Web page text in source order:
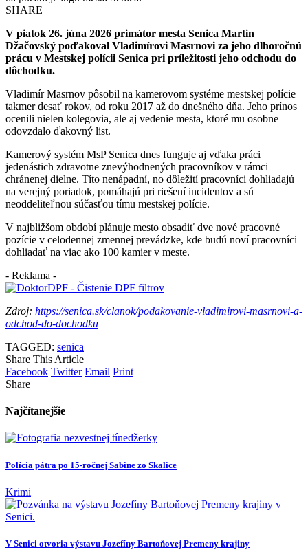
SHARE
V piatok 26. júna 2026 primátor mesta Senica Martin
Džačovský poďakoval Vladimírovi Masrnovi za jeho dlhoročnú
prácu v Mestskej polícii Senica pri príležitosti jeho odchodu do
dôchodku.
Vladimír Masrnov pôsobil na kamerovom systéme mestskej polície
takmer desať rokov, od roku 2017 až do dnešného dňa. Jeho prínos
ocenili nielen kolegovia, ale aj vedenie mesta, ktoré mu osobne
odovzdalo ďakovný list.
Kamerový systém MsP Senica dnes funguje aj vďaka práci
jedenástich zdravotne znevýhodnených pracovníkov v rámci
chránenej dielne. Títo nenápadní, no dôležití pracovníci dohliadajú
na verejný poriadok, pomáhajú pri riešení incidentov a sú
neoddeliteľnou súčasťou tímu mestskej polície.
V najbližšom období plánuje mesto obsadiť dve nové pracovné
pozície v celodennej zmennej prevádzke, kde budú noví pracovníci
dohliadať na viac ako 100 kamier v meste.
- Reklama -
Zdroj: https://senica.sk/clanok/podakovanie-vladimirovi-masrnovi-a-
odchod-do-dochodku
TAGGED: senica
Share This Article
Facebook Twitter Email Print
Share
Najčítanejšie
Polícia pátra po 15-ročnej Sabine zo Skalice
Krimi
V Senici otvoria výstavu Jozefíny Bartoňovej Premeny krajiny